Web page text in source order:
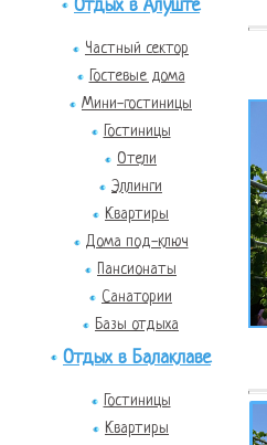
Отдых в Алуште
Частный сектор
Гостевые дома
Мини-гостиницы
Гостиницы
Отели
Эллинги
Квартиры
Дома под-ключ
Пансионаты
Санатории
Базы отдыха
Отдых в Балаклаве
Гостиницы
Квартиры